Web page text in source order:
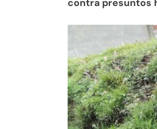
contra presuntos